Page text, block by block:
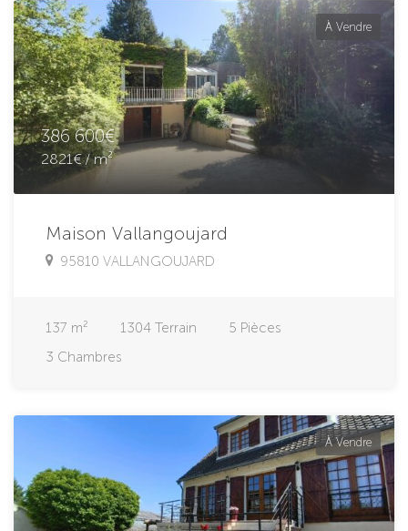
À Vendre
386 600€
2821€ / m²
Maison Vallangoujard
95810 VALLANGOUJARD
137 m² 1304 Terrain 5 Pièces
3 Chambres
À Vendre